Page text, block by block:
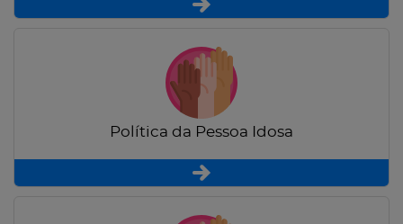
Política da Pessoa Idosa